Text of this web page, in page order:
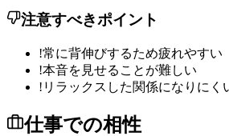
注意すべきポイント
!常に背伸びするため疲れやすい
!本音を見せることが難しい
! リラックスした関係になりにく
仕事での相性